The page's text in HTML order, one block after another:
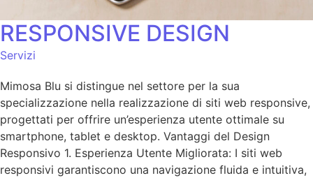
RESPONSIVE DESIGN
Servizi
Mimosa Blu si distingue nel settore per la sua
specializzazione nella realizzazione di siti web responsive,
progettati per offrire un’esperienza utente ottimale su
smartphone, tablet e desktop. Vantaggi del Design
Responsivo 1. Esperienza Utente Migliorata: I siti web
responsivi garantiscono una navigazione fluida e intuitiva,